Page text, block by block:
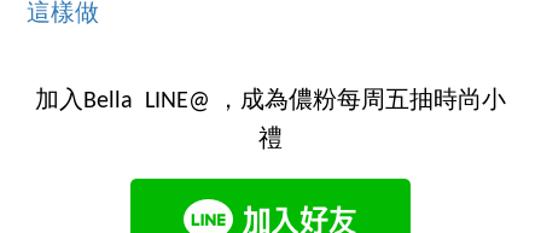
這樣做
加入Bella LINE@ ，成為儂粉每周五抽時尚小
禮